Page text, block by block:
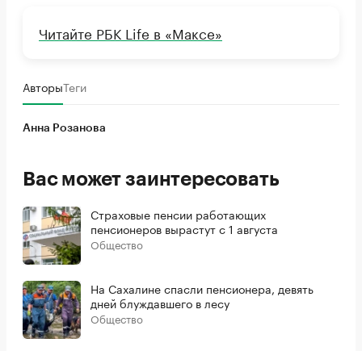
Читайте РБК Life в «Максе»
АвторыТеги
Анна Розанова
Вас может заинтересовать
Страховые пенсии работающих
пенсионеров вырастут с 1 августа
Общество
На Сахалине спасли пенсионера, девять
дней блуждавшего в лесу
Общество